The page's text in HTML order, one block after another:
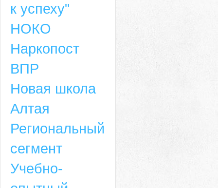
к успеху"
НОКО
Наркопост
ВПР
Новая школа
Алтая
Региональный
сегмент
Учебно-